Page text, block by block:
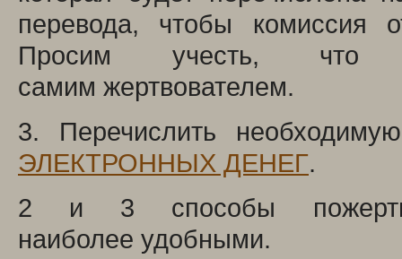
перевода, чтобы комиссия
Просим учесть, что
самим жертвователем.
3. Перечислить
ЭЛЕКТРОННЫХ ДЕНЕГ.
2 и 3 способы
наиболее удобными.